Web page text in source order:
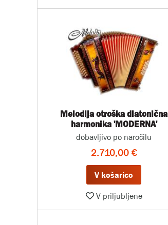
Melodija otroška diatonična
harmonika 'MODERNA'
dobavljivo po naročilu
2.710,00 €
V košarico
V priljubljene